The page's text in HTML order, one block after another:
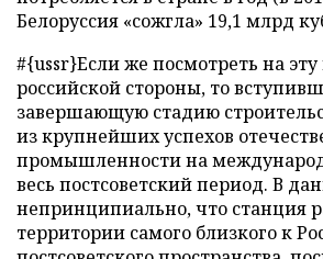
Белоруссия «сожгла» 19,1 млрд
#{ussr}Если же посмотреть на
российской стороны, то
завершающую стадию
из крупнейших успехов
промышленности на
весь постсоветский период. В
непринципиально, что станция
территории самого близкого к